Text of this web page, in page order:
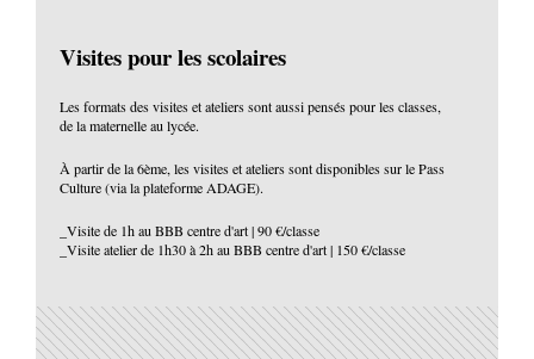
Visites pour les scolaires
Les formats des visites et ateliers sont aussi pensés pour les classes,
de la maternelle au lycée.
À partir de la 6ème, les visites et ateliers sont disponibles sur le Pass
Culture (via la plateforme ADAGE).
_Visite de 1h au BBB centre d'art | 90 €/classe
_Visite atelier de 1h30 à 2h au BBB centre d'art | 150 €/classe